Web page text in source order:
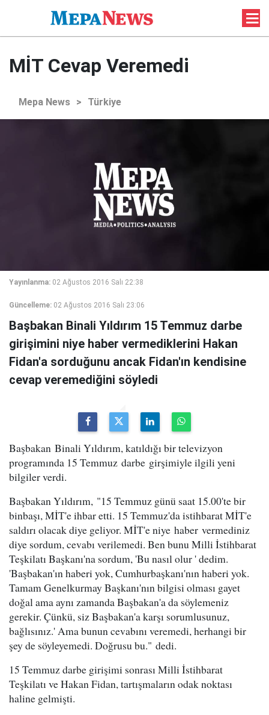
MİT Cevap Veremedi
Mepa News > Türkiye
Yayınlanma: 02 Ağustos 2016 Salı 22:38
Güncelleme: 02 Ağustos 2016 Salı 23:06
Başbakan Binali Yıldırım 15 Temmuz darbe
girişimini niye haber vermediklerini Hakan
Fidan'a sorduğunu ancak Fidan'ın kendisine
cevap veremediğini söyledi
Başbakan Binali Yıldırım, katıldığı bir televizyon
programında 15 Temmuz darbe girşimiyle ilgili yeni
bilgiler verdi.
Başbakan Yıldırım, "15 Temmuz günü saat 15.00'te bir
binbaşı, MİT'e ihbar etti. 15 Temmuz'da istihbarat MİT'e
saldırı olacak diye geliyor. MİT'e niye haber vermediniz
diye sordum, cevabı verilemedi. Ben bunu Milli İstihbarat
Teşkilatı Başkanı'na sordum, 'Bu nasıl olur ' dedim.
'Başbakan'ın haberi yok, Cumhurbaşkanı'nın haberi yok.
Tamam Genelkurmay Başkanı'nın bilgisi olması gayet
doğal ama aynı zamanda Başbakan'a da söylemeniz
gerekir. Çünkü, siz Başbakan'a karşı sorumlusunuz,
bağlısınız.' Ama bunun cevabını veremedi, herhangi bir
şey de söyleyemedi. Doğrusu bu." dedi.
15 Temmuz darbe girişimi sonrası Milli İstihbarat
Teşkilatı ve Hakan Fidan, tartışmaların odak noktası
haline gelmişti.